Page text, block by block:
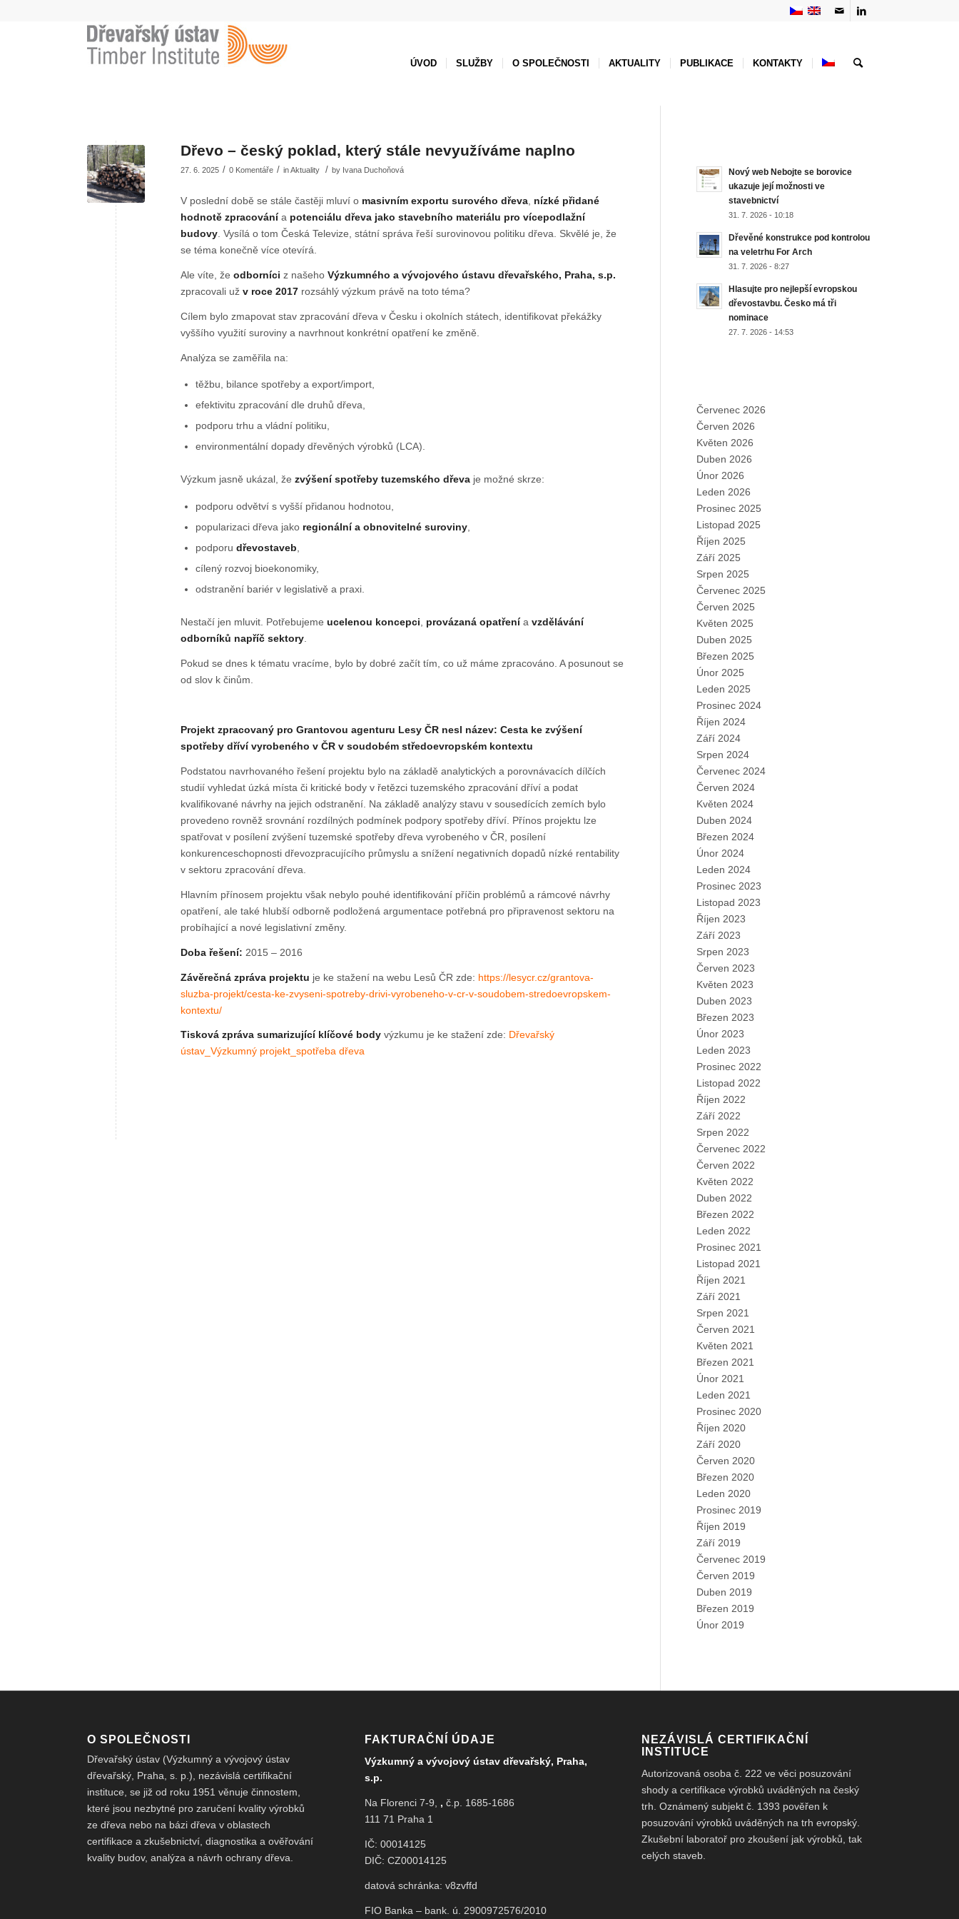
ÚVOD SLUŽBY O SPOLEČNOSTI AKTUALITY PUBLIKACE KONTAKTY
Dřevo – český poklad, který stále nevyužíváme naplno
27. 6. 2025 / 0 Komentáře / inAktuality / by Ivana Duchoňová
V poslední době se stále častěji mluví o masivním exportu surového dřeva nízké přidané
hodnotě zpracovánía potenciálu dřeva jako stavebního materiálu pro vícepodlažní
budovy . Vysílá o tom Česká Televize, státní správa řeší surovinovou politiku dřeva. Skvělé je, že
se téma konečně více otevírá.
Ale víte, že odborníci z našeho Výzkumného a vývojového ústavu dřevařského, Praha, s.p.
zpracovali už v roce 2017 rozsáhlý výzkum právě na toto téma?
Cílem bylo zmapovat stav zpracování dřeva v Česku i okolních státech, identifikovat překážky
vyššího využití suroviny a navrhnout konkrétní opatření ke změně.
Analýza se zaměřila na:
těžbu, bilance spotřeby a export/import,
efektivitu zpracování dle druhů dřeva,
podporu trhu a vládní politiku,
environmentální dopady dřevěných výrobků (LCA).
Výzkum jasně ukázal, že zvýšení spotřeby tuzemského dřeva je možné skrze:
podporu odvětví s vyšší přidanou hodnotou,
popularizaci dřeva jako regionální a obnovitelné suroviny,
podporu dřevostaveb,
cílený rozvoj bioekonomiky,
odstranění bariér v legislativě a praxi.
Nestačí jen mluvit. Potřebujeme ucelenou koncepci, provázaná opatřenía vzdělávání
odborníků napříč sektory.
Pokud se dnes k tématu vracíme, bylo by dobré začít tím, co už máme zpracováno. A posunout se
od slov k činům.
Projekt zpracovaný pro Grantovou agenturu Lesy ČR nesl název: Cesta ke zvýšení
spotřeby dříví vyrobeného v ČR v soudobém středoevropském kontextu
Podstatou navrhovaného řešení projektu bylo na základě analytických a porovnávacích dílčích
studií vyhledat úzká místa či kritické body v řetězci tuzemského zpracování dříví a podat
kvalifikované návrhy na jejich odstranění. Na základě analýzy stavu v sousedících zemích bylo
provedeno rovněž srovnání rozdílných podmínek podpory spotřeby dříví. Přínos projektu lze
spatřovat v posílení zvýšení tuzemské spotřeby dřeva vyrobeného v ČR, posílení
konkurenceschopnosti dřevozpracujícího průmyslu a snížení negativních dopadů nízké rentability
v sektoru zpracování dřeva.
Hlavním přínosem projektu však nebylo pouhé identifikování příčin problémů a rámcové návrhy
opatření, ale také hlubší odborně podložená argumentace potřebná pro připravenost sektoru na
probíhající a nové legislativní změny.
Doba řešení: 2015 – 2016
Závěrečná zpráva projektu je ke stažení na webu Lesů ČR zde: https://lesycr.cz/grantova-
sluzba-projekt/cesta-ke-zvyseni-spotreby-drivi-vyrobeneho-v-cr-v-soudobem-stredoevropskem-
kontextu/
Tisková zpráva sumarizující klíčové body výzkumu je ke stažení zde: Dřevařský
ústav_Výzkumný projekt_spotřeba dřeva
Nový web Nebojte se borovice
ukazuje její možnosti ve
stavebnictví
31. 7. 2026 - 10:18
Dřevěné konstrukce pod kontrolou
na veletrhu For Arch
31. 7. 2026 - 8:27
Hlasujte pro nejlepší evropskou
dřevostavbu. Česko má tři
nominace
27. 7. 2026 - 14:53
Červenec 2026
Červen 2026
Květen 2026
Duben 2026
Únor 2026
Leden 2026
Prosinec 2025
Listopad 2025
Říjen 2025
Září 2025
Srpen 2025
Červenec 2025
Červen 2025
Květen 2025
Duben 2025
Březen 2025
Únor 2025
Leden 2025
Prosinec 2024
Říjen 2024
Září 2024
Srpen 2024
Červenec 2024
Červen 2024
Květen 2024
Duben 2024
Březen 2024
Únor 2024
Leden 2024
Prosinec 2023
Listopad 2023
Říjen 2023
Září 2023
Srpen 2023
Červen 2023
Květen 2023
Duben 2023
Březen 2023
Únor 2023
Leden 2023
Prosinec 2022
Listopad 2022
Říjen 2022
Září 2022
Srpen 2022
Červenec 2022
Červen 2022
Květen 2022
Duben 2022
Březen 2022
Leden 2022
Prosinec 2021
Listopad 2021
Říjen 2021
Září 2021
Srpen 2021
Červen 2021
Květen 2021
Březen 2021
Únor 2021
Leden 2021
Prosinec 2020
Říjen 2020
Září 2020
Červen 2020
Březen 2020
Leden 2020
Prosinec 2019
Říjen 2019
Září 2019
Červenec 2019
Červen 2019
Duben 2019
Březen 2019
Únor 2019
O SPOLEČNOSTI
Dřevařský ústav (Výzkumný a vývojový ústav
dřevařský, Praha, s. p.), nezávislá certifikační
instituce, se již od roku 1951 věnuje činnostem,
které jsou nezbytné pro zaručení kvality výrobků
ze dřeva nebo na bázi dřeva v oblastech
certifikace a zkušebnictví, diagnostika a ověřování
kvality budov, analýza a návrh ochrany dřeva.
FAKTURAČNÍ ÚDAJE
Výzkumný a vývojový ústav dřevařský, Praha,
s.p.
Na Florenci 7-9, , č.p. 1685-1686
111 71 Praha 1
IČ: 00014125
DIČ: CZ00014125
datová schránka: v8zvffd
FIO Banka – bank. ú. 2900972576/2010
NEZÁVISLÁ CERTIFIKAČNÍ
INSTITUCE
Autorizovaná osoba č. 222 ve věci posuzování
shody a certifikace výrobků uváděných na český
trh. Oznámený subjekt č. 1393 pověřen k
posuzování výrobků uváděných na trh evropský.
Zkušební laboratoř pro zkoušení jak výrobků, tak
celých staveb.